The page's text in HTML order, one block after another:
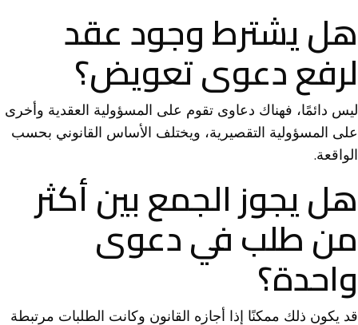
هل يشترط وجود عقد
لرفع دعوى تعويض؟
ليس دائمًا، فهناك دعاوى تقوم على المسؤولية العقدية وأخرى
على المسؤولية التقصيرية، ويختلف الأساس القانوني بحسب
الواقعة.
هل يجوز الجمع بين أكثر
من طلب في دعوى
واحدة؟
قد يكون ذلك ممكنًا إذا أجازه القانون وكانت الطلبات مرتبطة